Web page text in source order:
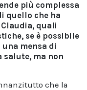
più complessa
quello che ha
quali
se è possibile
mensa di
ma non
che la